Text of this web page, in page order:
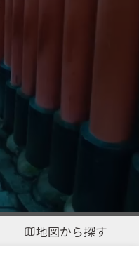
地図から探す